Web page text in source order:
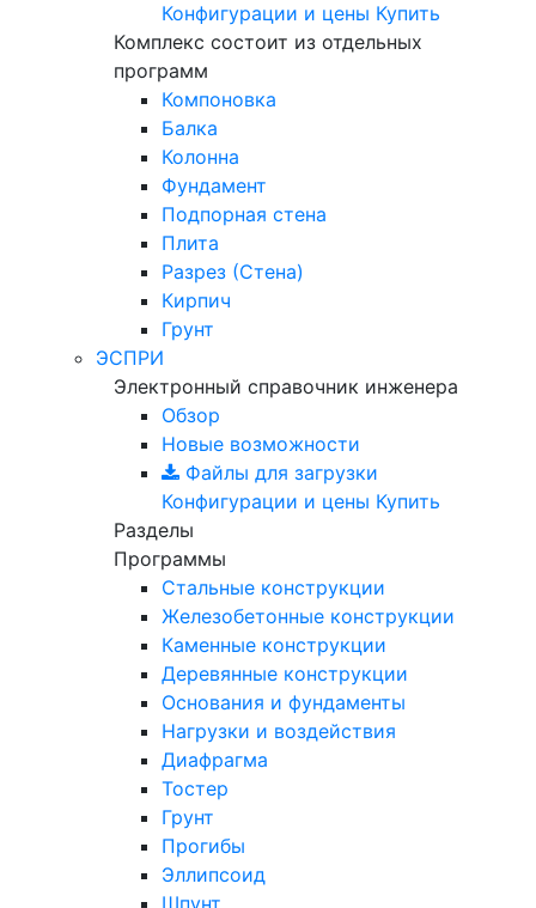
Конфигурации и цены Купить
Комплекс состоит из отдельных
программ
Компоновка
Балка
Колонна
Фундамент
Подпорная стена
Плита
Разрез (Стена)
Кирпич
Грунт
ЭСПРИ
Электронный справочник инженера
Обзор
Новые возможности
Файлы для загрузки
Конфигурации и цены Купить
Разделы
Программы
Стальные конструкции
Железобетонные конструкции
Каменные конструкции
Деревянные конструкции
Основания и фундаменты
Нагрузки и воздействия
Диафрагма
Тостер
Грунт
Прогибы
Эллипсоид